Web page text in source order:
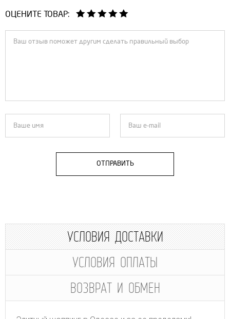
ОЦЕНИТЕ ТОВАР:
ОТПРАВИТЬ
УСЛОВИЯ ДОСТАВКИ
УСЛОВИЯ ОПЛАТЫ
ВОЗВРАТ И ОБМЕН